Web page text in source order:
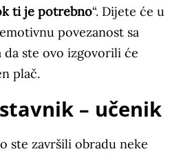
ti je potrebno“. Dijete će u
povezanost sa
da ste ovo izgovorili će
plač.
– učenik
ste završili obradu neke